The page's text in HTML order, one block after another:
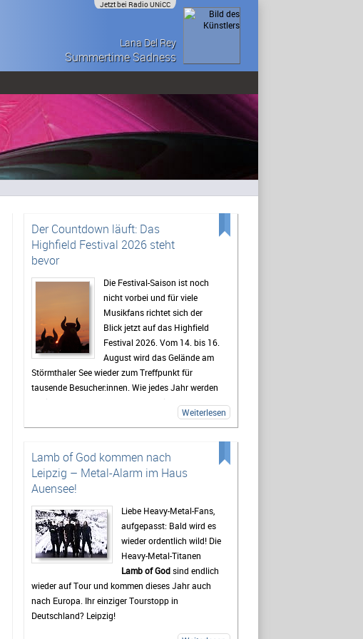
Jetzt bei Radio UNiCC
Lana Del Rey
Summertime Sadness
Der Countdown läuft: Das
Highfield Festival 2026 steht
bevor
Die Festival-Saison ist noch
nicht vorbei und für viele
Musikfans richtet sich der
Blick jetzt auf das Highfield
Festival 2026. Vom 14. bis 16.
August wird das Gelände am
Störmthaler See wieder zum Treffpunkt für
tausende Besucher:innen. Wie jedes Jahr werden
zahlreiche Fans aus ganz Deutschland erwartet,
die sich auf drei Tage mit Live-Musik, Camping
Das Highfield gehört seit Jahren zu den
bekanntesten Festivals Deutschlands. Besonders
die Mischung aus Rock, Indie, Punk und Hip-Hop
sorgt dafür, dass jedes Jahr ein bunt gemischtes
Publikum zusammenkommt. Auch 2026 stehen
wieder viele bekannte Künstler auf dem
Programm, die Besucher vor den Bühnen zum
Feiern bringen sollen. Gerade die Headliner
werden mit Spannung erwartet, doch oft sind es
auch die kleineren Bands.
Mindestens genauso wichtig wie die Konzerte ist
für viele Gäste das Leben auf dem Campingplatz.
Dort beginnt das Festivalgefühl oft schon lange,
Weiterlesen
Lamb of God kommen nach
Leipzig – Metal-Alarm im Haus
Auensee!
Liebe Heavy-Metal-Fans,
aufgepasst: Bald wird es
wieder ordentlich wild! Die
Heavy-Metal-Titanen
Lamb of Godsind endlich
wieder auf Tour und kommen dieses Jahr auch
nach Europa. Ihr einziger Tourstopp in
Deutschland? Leipzig!